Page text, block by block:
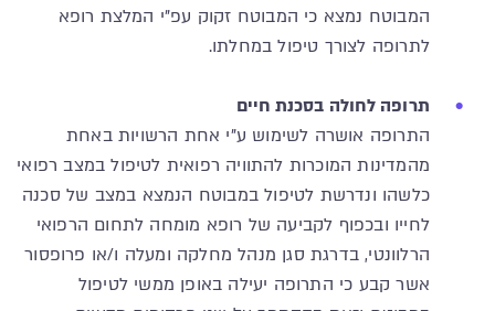
המבוטח נמצא כי המבוטח זקוק עפ"י המלצת רופא
לתרופה לצורך טיפול במחלתו.
תרופה לחולה בסכנת חיים
התרופה אושרה לשימוש ע"י אחת הרשויות באחת
מהמדינות המוכרות להתוויה רפואית לטיפול במצב רפואי
כלשהו ונדרשת לטיפול במבוטח הנמצא במצב של סכנה
לחייו ובכפוף לקביעה של רופא מומחה לתחום הרפואי
הרלוונטי, בדרגת סגן מנהל מחלקה ומעלה ו/או פרופסור
אשר קבע כי התרופה יעילה באופן ממשי לטיפול